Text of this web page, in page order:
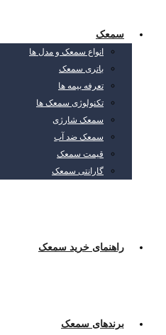
سمعک
انواع سمعک و مدل ها
باتری سمعک
تعرفه بیمه ها
تکنولوژی سمعک ها
سمعک شارژی
سمعک ضد آب
قیمت سمعک
گارانتی سمعک
راهنمای خرید سمعک
برندهای سمعک